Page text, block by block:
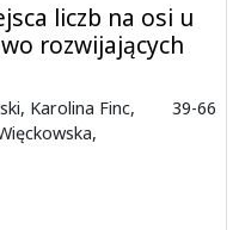
liczb na osi u
rozwijających
Karolina Finc,
39-66